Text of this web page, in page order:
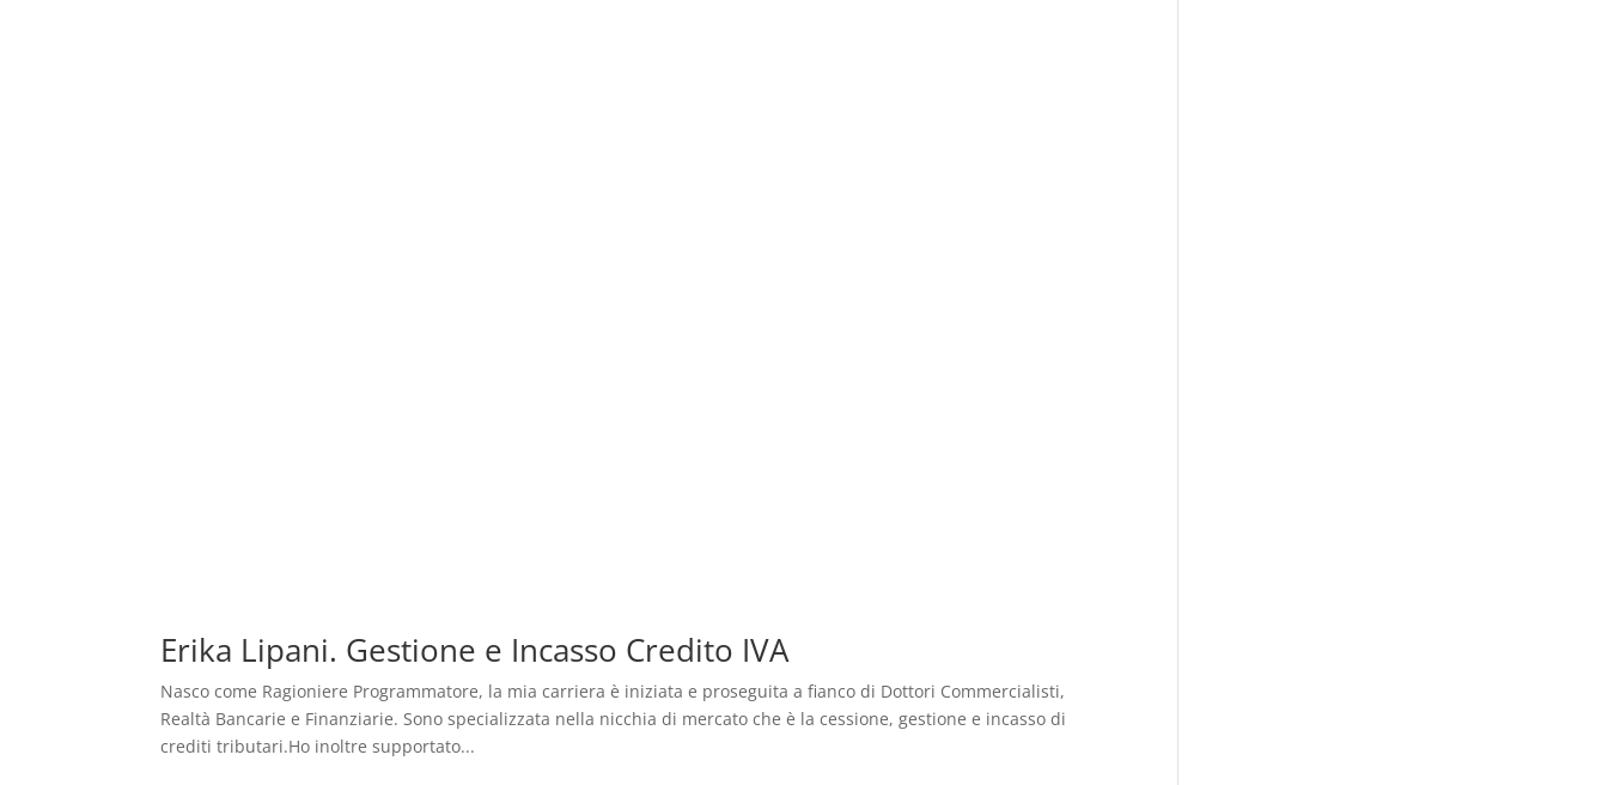
Erika Lipani. Gestione e Incasso Credito IVA
Nasco come Ragioniere Programmatore, la mia carriera è iniziata e proseguita a fianco di Dottori Commercialisti,
Realtà Bancarie e Finanziarie. Sono specializzata nella nicchia di mercato che è la cessione, gestione e incasso di
crediti tributari.Ho inoltre supportato...